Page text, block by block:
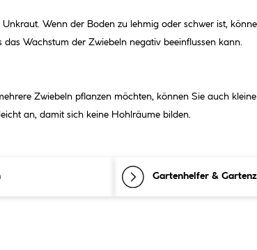
Wenn der Boden zu lehmig oder schwer ist,
Wachstum der Zwiebeln negativ beeinflussen kann.
Zwiebeln pflanzen möchten, können Sie auch
an, damit sich keine Hohlräume bilden.
Gartenhelfer &